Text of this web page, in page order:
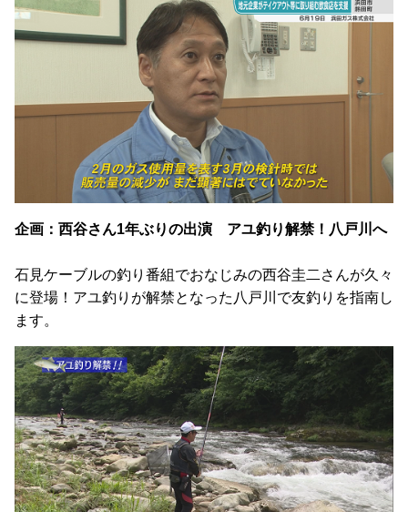
企画：西谷さん1年ぶりの出演 アユ釣り解禁！八戸川へ
石見ケーブルの釣り番組でおなじみの西谷圭二さんが久々
に登場！アユ釣りが解禁となった八戸川で友釣りを指南し
ます。